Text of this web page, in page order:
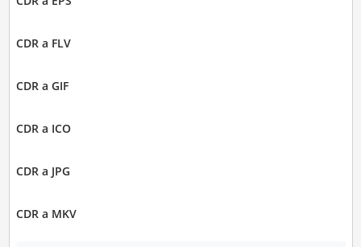
CDR a FLV
CDR a GIF
CDR a ICO
CDR a JPG
CDR a MKV